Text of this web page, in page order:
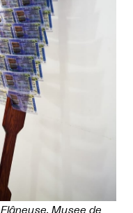
Flâneuse, Musee de